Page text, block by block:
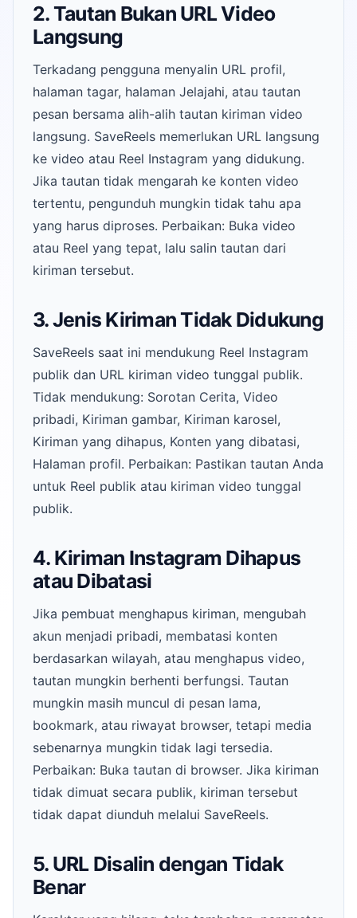
2. Tautan Bukan URL Video
Langsung
Terkadang pengguna menyalin URL profil,
halaman tagar, halaman Jelajahi, atau tautan
pesan bersama alih-alih tautan kiriman video
langsung. SaveReels memerlukan URL langsung
ke video atau Reel Instagram yang didukung.
Jika tautan tidak mengarah ke konten video
tertentu, pengunduh mungkin tidak tahu apa
yang harus diproses. Perbaikan: Buka video
atau Reel yang tepat, lalu salin tautan dari
kiriman tersebut.
3. Jenis Kiriman Tidak Didukung
SaveReels saat ini mendukung Reel Instagram
publik dan URL kiriman video tunggal publik.
Tidak mendukung: Sorotan Cerita, Video
pribadi, Kiriman gambar, Kiriman karosel,
Kiriman yang dihapus, Konten yang dibatasi,
Halaman profil. Perbaikan: Pastikan tautan Anda
untuk Reel publik atau kiriman video tunggal
publik.
4. Kiriman Instagram Dihapus
atau Dibatasi
Jika pembuat menghapus kiriman, mengubah
akun menjadi pribadi, membatasi konten
berdasarkan wilayah, atau menghapus video,
tautan mungkin berhenti berfungsi. Tautan
mungkin masih muncul di pesan lama,
bookmark, atau riwayat browser, tetapi media
sebenarnya mungkin tidak lagi tersedia.
Perbaikan: Buka tautan di browser. Jika kiriman
tidak dimuat secara publik, kiriman tersebut
tidak dapat diunduh melalui SaveReels.
5. URL Disalin dengan Tidak
Benar